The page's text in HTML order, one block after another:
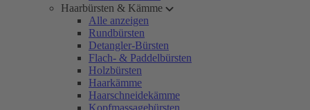
Haarbürsten & Kämme
Alle anzeigen
Rundbürsten
Detangler-Bürsten
Flach- & Paddelbürsten
Holzbürsten
Haarkämme
Haarschneidekämme
Kopfmassagebürsten